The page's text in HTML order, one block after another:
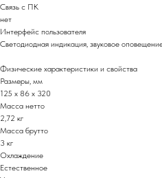
Связь с ПК
нет
Интерфейс пользователя
Светодиодная индикация, звуковое
Физические характеристики и свойства
Размеры, мм
125 x 86 x 320
Масса нетто
2,72 кг
Масса брутто
3 кг
Охлаждение
Естественное